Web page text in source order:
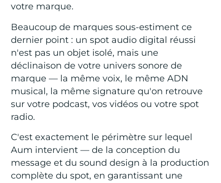
votre marque.
Beaucoup de marques sous-estiment ce
dernier point : un spot audio digital réussi
n'est pas un objet isolé, mais une
déclinaison de votre univers sonore de
marque — la même voix, le même ADN
musical, la même signature qu'on retrouve
sur votre podcast, vos vidéos ou votre spot
radio.
C'est exactement le périmètre sur lequel
Aum intervient — de la conception du
message et du sound design à la production
complète du spot, en garantissant une